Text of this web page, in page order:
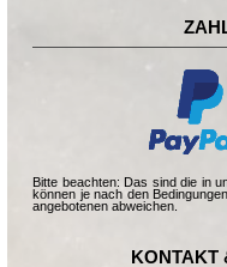
Bitte beachten: Das sind die in
können je nach den
angebotenen abweichen.
KONTAKT